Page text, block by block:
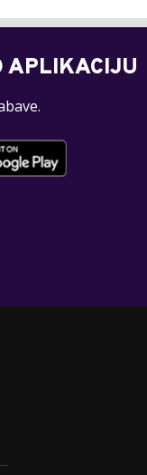
APLIKACIJU